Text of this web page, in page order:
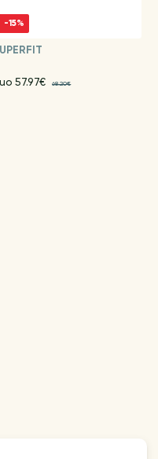
-15%
57.97€ 68.20€